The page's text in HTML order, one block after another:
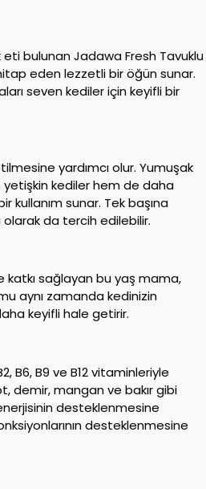
bulunan Jadawa Fresh Tavuklu
eden lezzetli bir öğün sunar.
seven kediler için keyifli bir
yardımcı olur. Yumuşak
yetişkin kediler hem de daha
kullanım sunar. Tek başına
olarak da tercih edilebilir.
katkı sağlayan bu yaş mama,
aynı zamanda kedinizin
keyifli hale getirir.
B6, B9 ve B12 vitaminleriyle
demir, mangan ve bakır gibi
desteklenmesine
desteklenmesine